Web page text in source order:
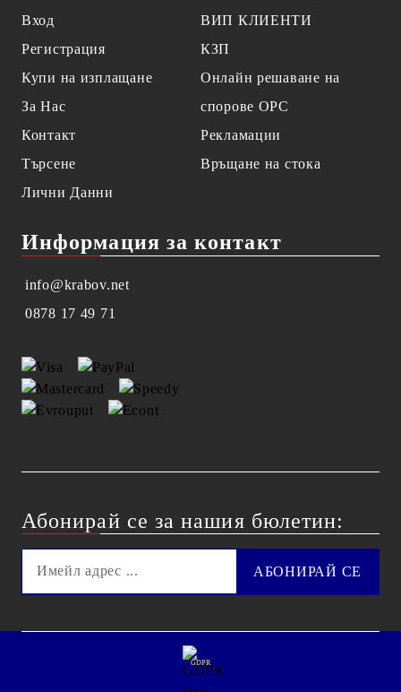
Вход
Регистрация
Купи на изплащане
За Нас
Контакт
Търсене
Лични Данни
ВИП КЛИЕНТИ
КЗП
Онлайн решаване на
спорове OPC
Рекламации
Връщане на стока
Информация за контакт
info@krabov.net
0878 17 49 71
Абонирай се за нашия бюлетин:
GDPR